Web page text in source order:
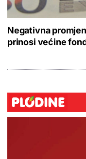
Negativna
prinosi većine